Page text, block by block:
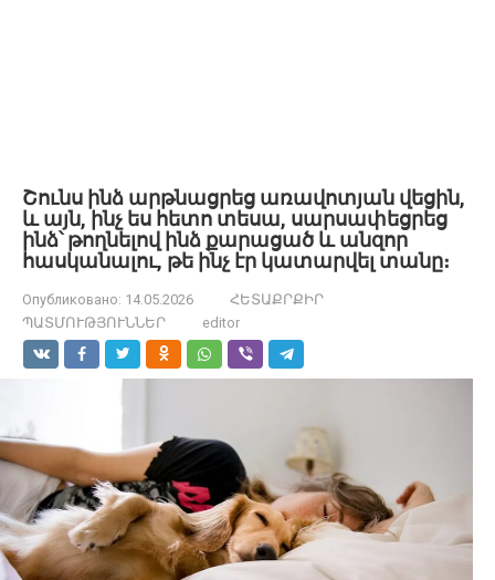
Շունս ինձ արթնացրեց առավոտյան վեցին,
և այն, ինչ ես հետո տեսա, սարսափեցրեց
ինձ՝ թողնելով ինձ քարացած և անզոր
հասկանալու, թե ինչ էր կատարվել տանը։
Опубликовано: 14.05.2026
ՀԵՏԱՔՐՔԻՐ
ՊԱՏՄՈՒԹՅՈՒՆՆԵՐ
editor